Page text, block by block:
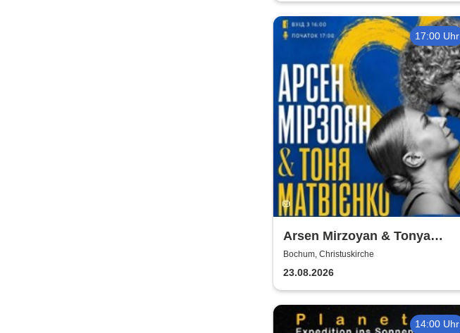
17:00 Uhr
Arsen Mirzoyan & Tonya
Matvienko - Benefizkonzert
Bochum, Christuskirche
23.08.2026
14:00 Uhr